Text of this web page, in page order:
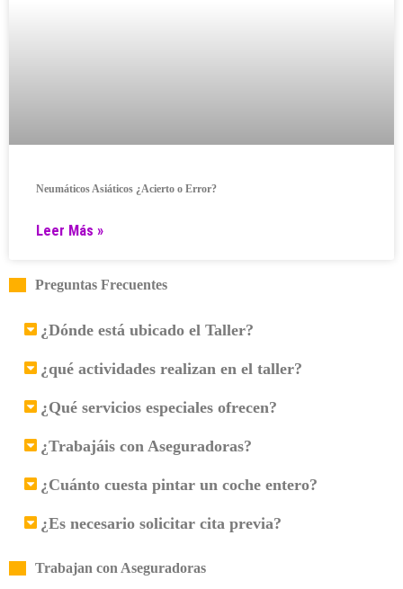
Neumáticos Asiáticos ¿Acierto o Error?
Leer Más »
Preguntas Frecuentes
¿Dónde está ubicado el Taller?
¿qué actividades realizan en el taller?
¿Qué servicios especiales ofrecen?
¿Trabajáis con Aseguradoras?
¿Cuánto cuesta pintar un coche entero?
¿Es necesario solicitar cita previa?
Trabajan con Aseguradoras